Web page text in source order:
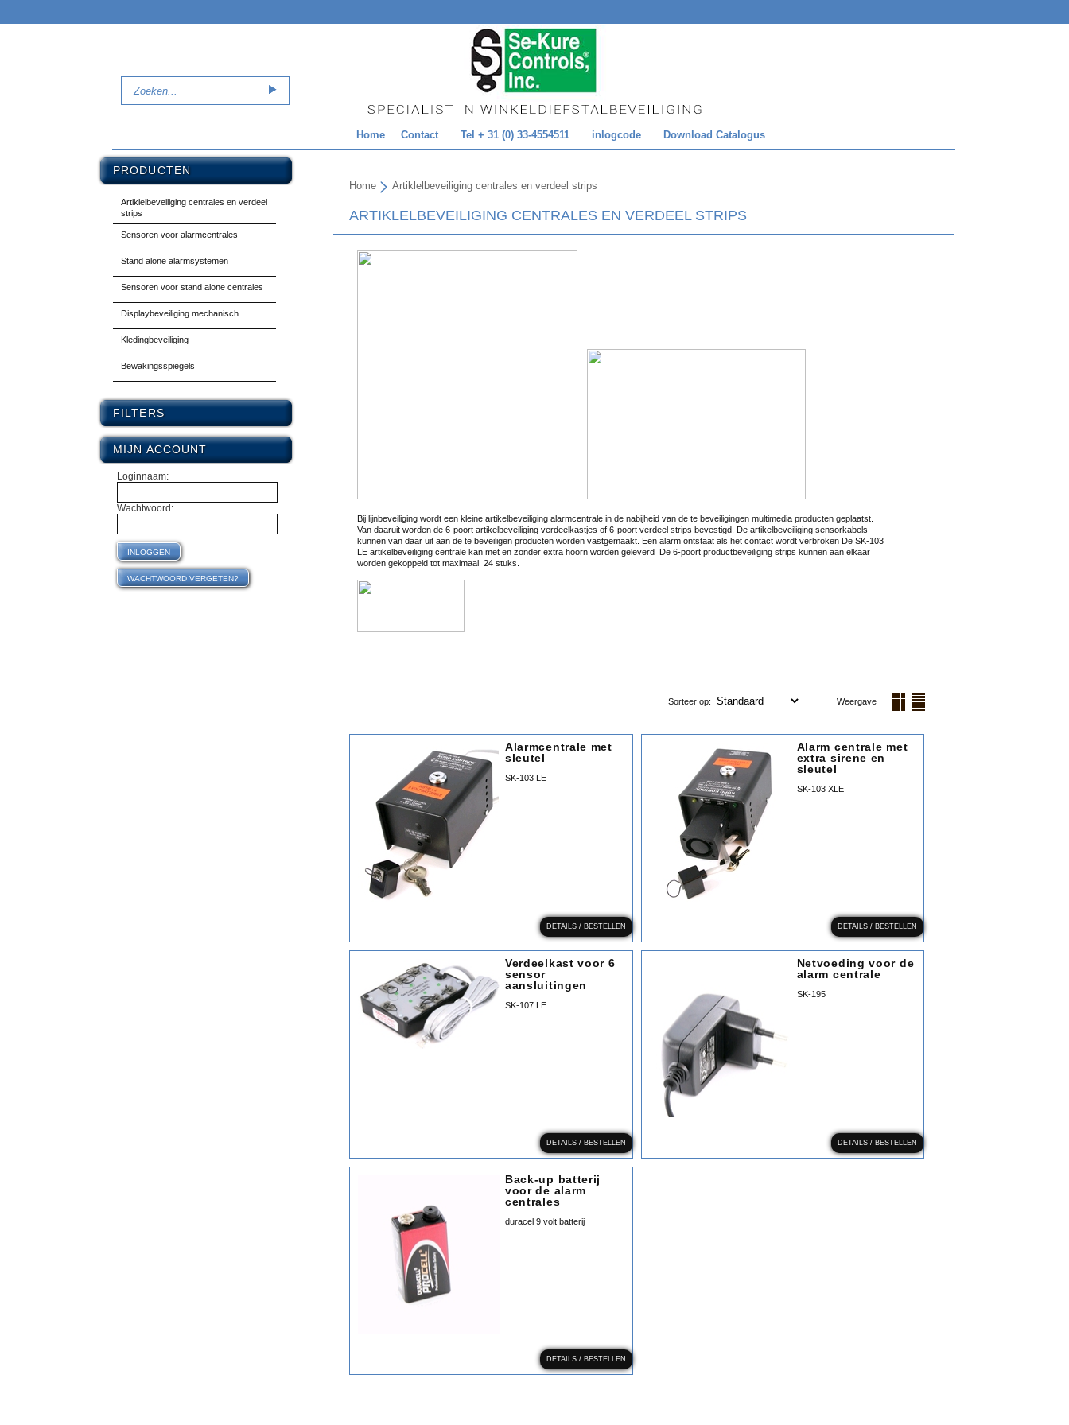
Home Contact Tel + 31 (0) 33-4554511 inlogcode Download Catalogus
PRODUCTEN
Artiklelbeveiliging centrales en verdeel
strips
Sensoren voor alarmcentrales
Stand alone alarmsystemen
Sensoren voor stand alone centrales
Displaybeveiliging mechanisch
Kledingbeveiliging
Bewakingsspiegels
FILTERS
MIJN ACCOUNT
Loginnaam:
Wachtwoord:
Home Artiklelbeveiliging centrales en verdeel strips
ARTIKLELBEVEILIGING CENTRALES EN VERDEEL STRIPS
Bij lijnbeveiliging wordt een kleine artikelbeveiliging alarmcentrale in de nabijheid van de te beveiligingen multimedia producten geplaatst.
Van daaruit worden de 6-poort artikelbeveiliging verdeelkastjes of 6-poort verdeel strips bevestigd. De artikelbeveiliging sensorkabels
kunnen van daar uit aan de te beveiligen producten worden vastgemaakt. Een alarm ontstaat als het contact wordt verbroken De SK-103
LE artikelbeveiliging centrale kan met en zonder extra hoorn worden geleverd De 6-poort productbeveiliging strips kunnen aan elkaar
worden gekoppeld tot maximaal 24 stuks.
Weergave
Sorteer op:
Alarmcentrale met
sleutel
SK-103 LE
DETAILS / BESTELLEN
Alarm centrale met
extra sirene en
sleutel
SK-103 XLE
DETAILS / BESTELLEN
Verdeelkast voor 6
sensor
aansluitingen
SK-107 LE
DETAILS / BESTELLEN
Netvoeding voor de
alarm centrale
SK-195
DETAILS / BESTELLEN
Back-up batterij
voor de alarm
centrales
duracel 9 volt batterij
DETAILS / BESTELLEN